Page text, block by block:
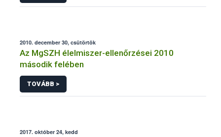
2010. december 30, csütörtök
Az MgSZH élelmiszer-ellenőrzései 2010
második felében
TOVÁBB >
2017. október 24, kedd